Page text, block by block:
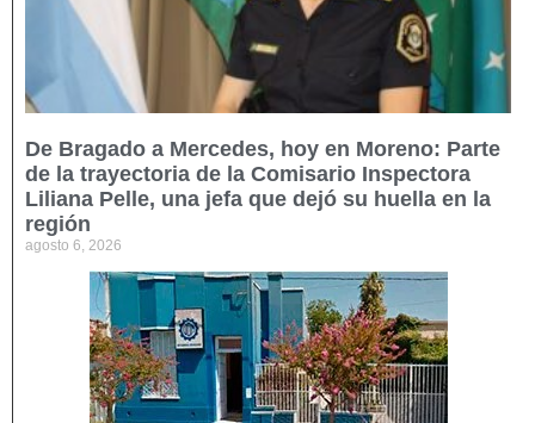
De Bragado a Mercedes, hoy en Moreno: Parte
de la trayectoria de la Comisario Inspectora
Liliana Pelle, una jefa que dejó su huella en la
región
agosto 6, 2026